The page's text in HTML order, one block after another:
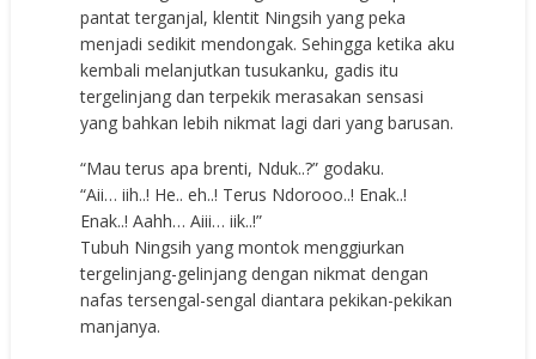
pantat terganjal, klentit Ningsih yang peka
menjadi sedikit mendongak. Sehingga ketika aku
kembali melanjutkan tusukanku, gadis itu
tergelinjang dan terpekik merasakan sensasi
yang bahkan lebih nikmat lagi dari yang barusan.
“Mau terus apa brenti, Nduk..?” godaku.
“Aii… iih..! He.. eh..! Terus Ndorooo..! Enak..!
Enak..! Aahh… Aiii… iik..!”
Tubuh Ningsih yang montok menggiurkan
tergelinjang-gelinjang dengan nikmat dengan
nafas tersengal-sengal diantara pekikan-pekikan
manjanya.